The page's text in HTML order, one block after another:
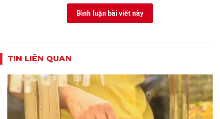
Bình luận bài viết này
TIN LIÊN QUAN